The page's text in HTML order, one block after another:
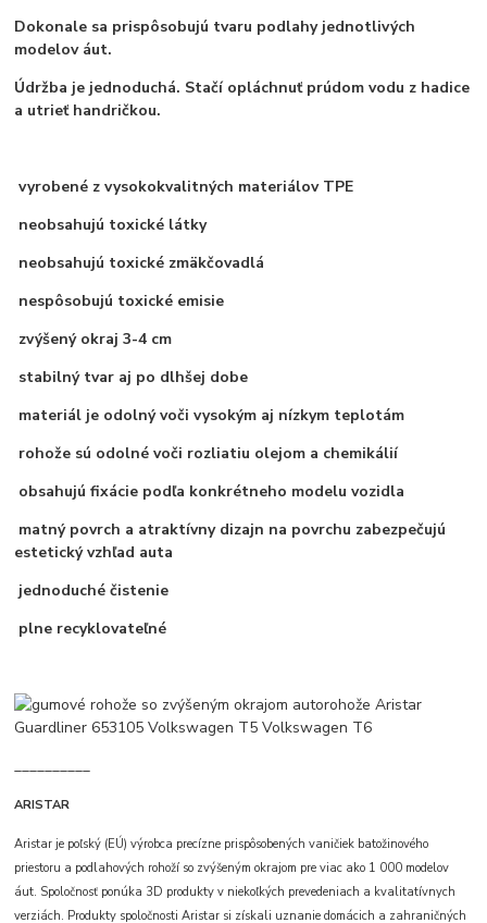
Dokonale sa prispôsobujú tvaru podlahy jednotlivých
modelov áut.
Údržba je jednoduchá. Stačí opláchnuť prúdom vodu z hadice
a utrieť handričkou.
vyrobené z vysokokvalitných materiálov TPE
neobsahujú toxické látky
neobsahujú toxické zmäkčovadlá
nespôsobujú toxické emisie
zvýšený okraj 3-4 cm
stabilný tvar aj po dlhšej dobe
materiál je odolný voči vysokým aj nízkym teplotám
rohože sú odolné voči rozliatiu olejom a chemikálií
obsahujú fixácie podľa konkrétneho modelu vozidla
matný povrch a atraktívny dizajn na povrchu zabezpečujú
estetický vzhľad auta
jednoduché čistenie
plne recyklovateľné
ARISTAR
Aristar je poľský (EÚ) výrobca precízne prispôsobených vaničiek batožinového
priestoru a podlahových rohoží so zvýšeným okrajom pre viac ako 1 000 modelov
áut. Spoločnosť ponúka 3D produkty v niekoľkých prevedeniach a kvalitatívnych
verziách. Produkty spoločnosti Aristar si získali uznanie domácich a zahraničných